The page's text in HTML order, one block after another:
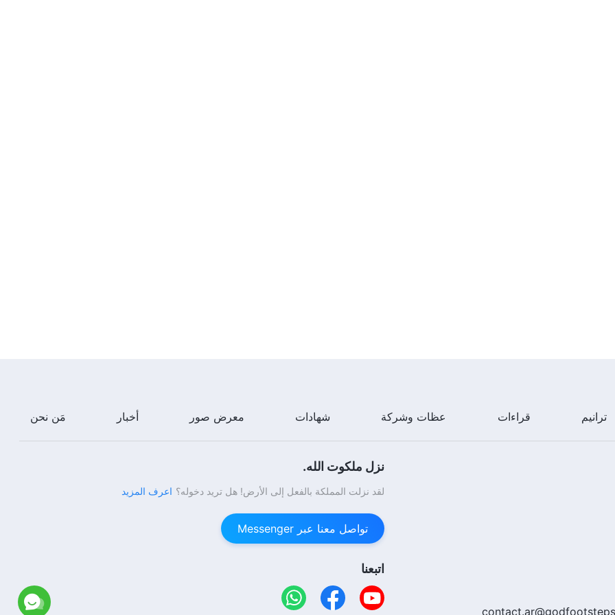
ترانيم قراءات عظات وشركة شهادات معرض صور أخبار مَن نحن
نزل ملكوت الله.
لقد نزلت المملكة بالفعل إلى الأرض! هل تريد دخوله؟ اعرف المزيد
تواصل معنا عبر Messenger
اتبعنا